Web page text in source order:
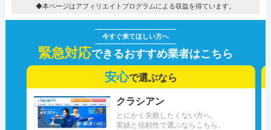
◆本ページはアフィリエイトプログラムによる収益を得ています。
緊急対応できるおすすめ業者はこちら
安心で選ぶなら
とにかく失敗したくない方へ。
実績と信頼性で選ぶならこちら。
クラシアン